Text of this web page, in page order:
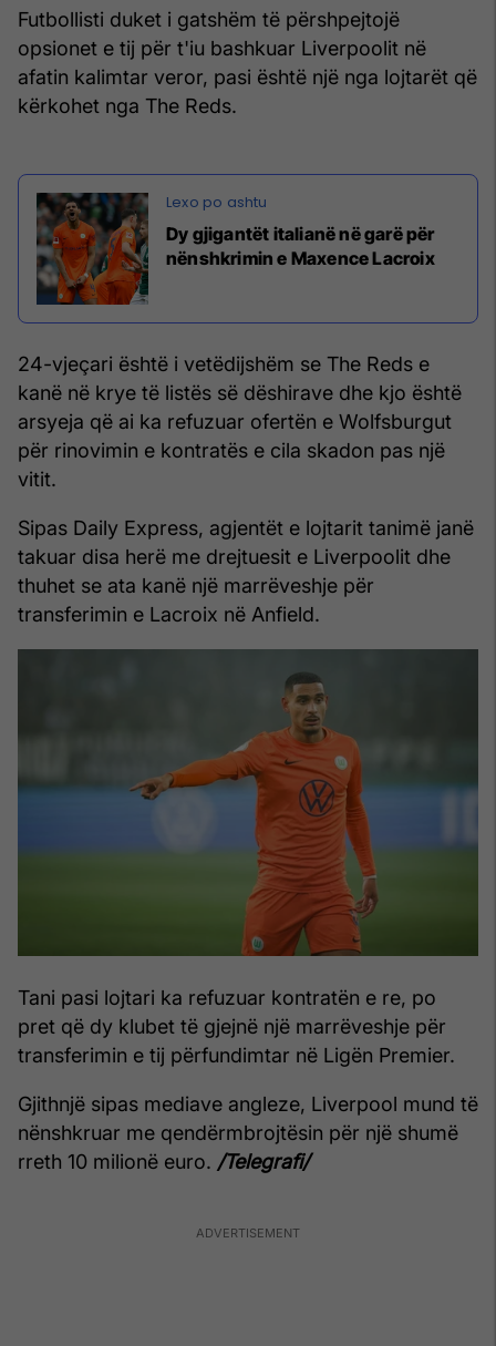
Futbollisti duket i gatshëm të përshpejtojë
opsionet e tij për t'iu bashkuar Liverpoolit në
afatin kalimtar veror, pasi është një nga lojtarët që
kërkohet nga The Reds.
Dy gjigantët italianë në garë për
nënshkrimin e Maxence Lacroix
24-vjeçari është i vetëdijshëm se The Reds e
kanë në krye të listës së dëshirave dhe kjo është
arsyeja që ai ka refuzuar ofertën e Wolfsburgut
për rinovimin e kontratës e cila skadon pas një
vitit.
Sipas Daily Express, agjentët e lojtarit tanimë janë
takuar disa herë me drejtuesit e Liverpoolit dhe
thuhet se ata kanë një marrëveshje për
transferimin e Lacroix në Anfield.
Tani pasi lojtari ka refuzuar kontratën e re, po
pret që dy klubet të gjejnë një marrëveshje për
transferimin e tij përfundimtar në Ligën Premier.
Gjithnjë sipas mediave angleze, Liverpool mund të
nënshkruar me qendërmbrojtësin për një shumë
rreth 10 milionë euro. /Telegrafi/